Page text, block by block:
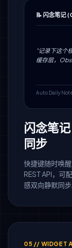
📝 闪念笔记
"记录下这个
缓存层，
Auto Daily
闪念笔
同步
快捷键随时唤
REST API，可
感双向静默同步
05 // WIDGET